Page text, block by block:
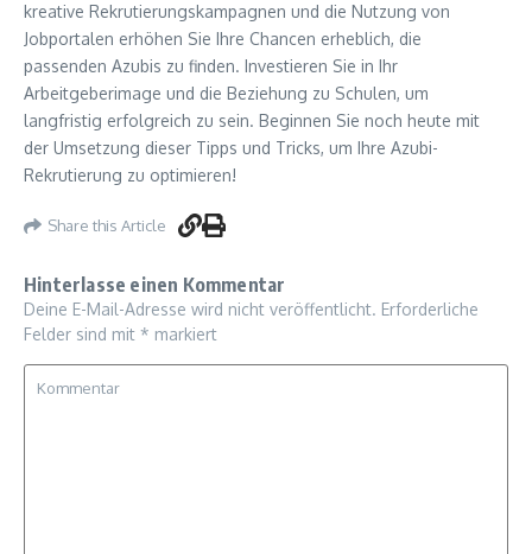
kreative Rekrutierungskampagnen und die Nutzung von
Jobportalen erhöhen Sie Ihre Chancen erheblich, die
passenden Azubis zu finden. Investieren Sie in Ihr
Arbeitgeberimage und die Beziehung zu Schulen, um
langfristig erfolgreich zu sein. Beginnen Sie noch heute mit
der Umsetzung dieser Tipps und Tricks, um Ihre Azubi-
Rekrutierung zu optimieren!
Share this Article
Hinterlasse einen Kommentar
Deine E-Mail-Adresse wird nicht veröffentlicht. Erforderliche
Felder sind mit * markiert